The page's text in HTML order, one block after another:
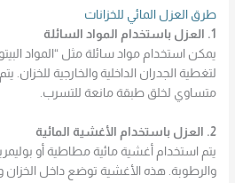
طرق العزل المائي للخزانات
1. العزل باستخدام المواد السائلة
يمكن استخدام مواد سائلة مثل “المواد
لتغطية الجدران الداخلية والخارجية
متساوي لخلق طبقة مانعة للتسرب.
2. العزل باستخدام الأغشية المائية
يتم استخدام أغشية مائية مطاطية أو
والرطوبة. هذه الأغشية توضع داخل